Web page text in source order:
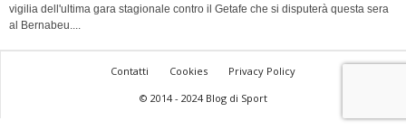
vigilia dell'ultima gara stagionale contro il Getafe che si disputerà questa sera
al Bernabeu....
Contatti Cookies
Privacy Policy
© 2014 - 2024 Blog di Sport